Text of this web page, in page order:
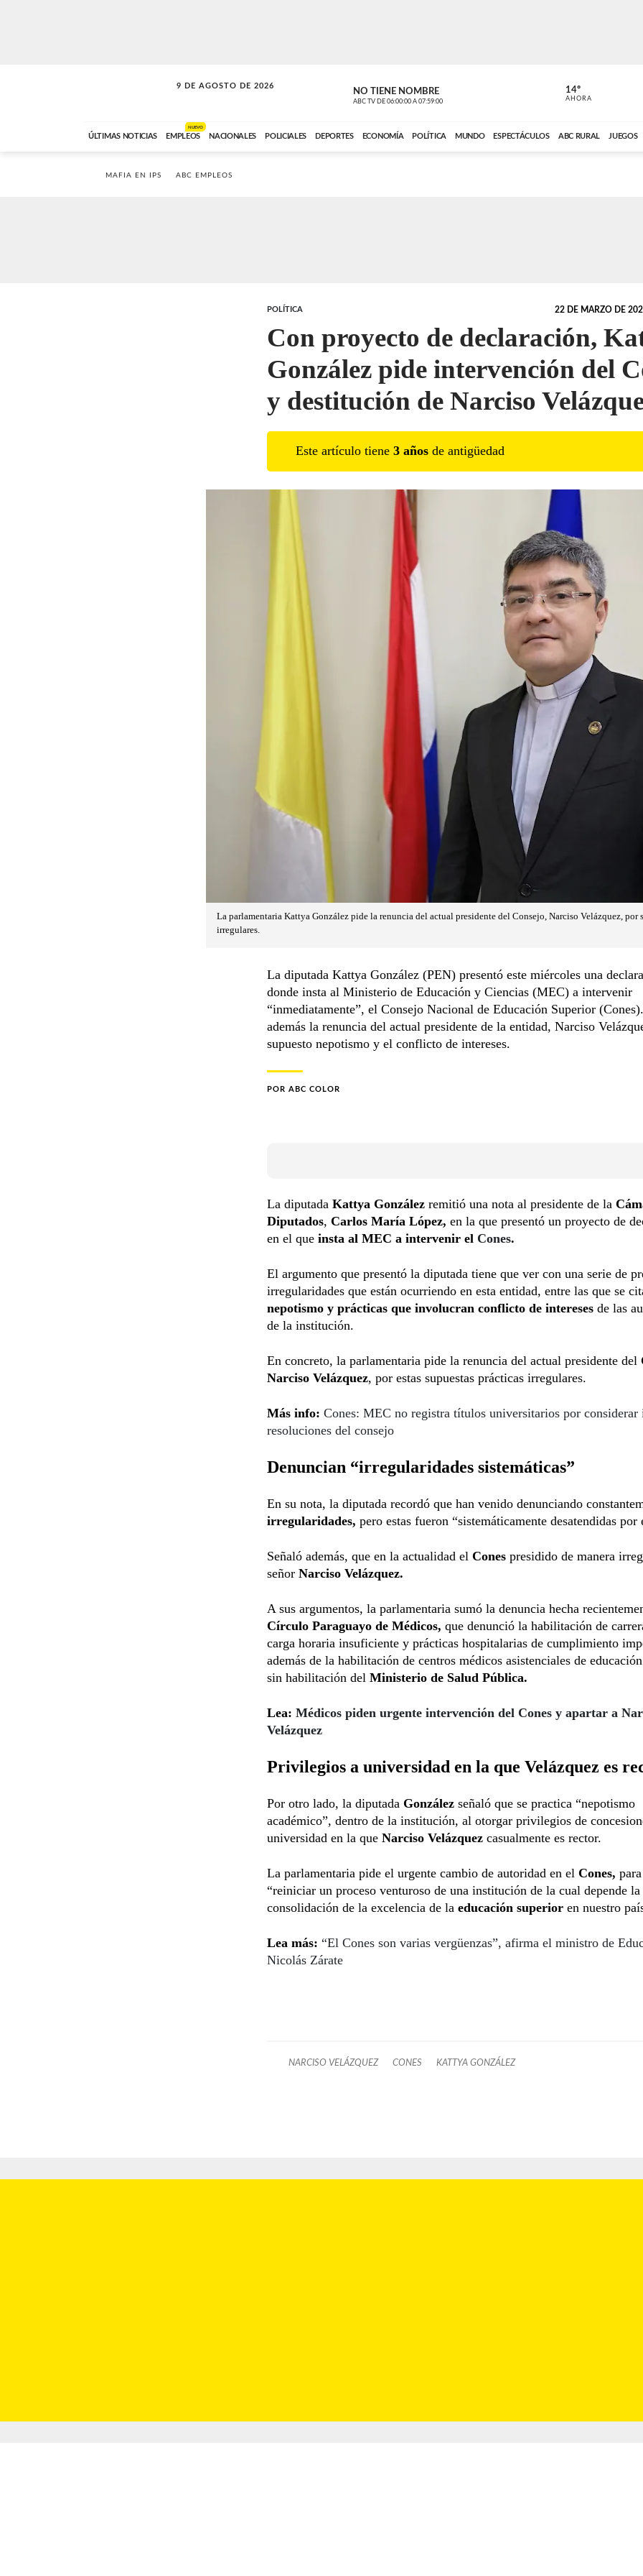
9 DE AGOSTO DE 2026
SOLO MÚSICA NO TIENE NOMBRE
ABC TV DE 06:00:00 A 07:59:00 ABC CARDINAL
14º
AHORA
ÚLTIMAS NOTICIAS EMPLEOS
NUEVO
NACIONALES POLICIALES DEPORTES ECONOMÍA POLÍTICA MUNDO ESPECTÁCULOS ABC RURAL JUEGOS
MAFIA EN IPS ABC EMPLEOS
POLÍTICA 22 DE MARZO DE
Con proyecto de declaración,
González pide intervención del
y destitución de Narciso
Este artículo tiene 3 años de antigüedad
La parlamentaria Kattya González pide la renuncia del actual presidente del Consejo, Narciso Velázquez, por
irregulares.
La diputada Kattya González (PEN) presentó este miércoles una
donde insta al Ministerio de Educación y Ciencias (MEC) a intervenir
“inmediatamente”, el Consejo Nacional de Educación Superior
además la renuncia del actual presidente de la entidad, Narciso
supuesto nepotismo y el conflicto de intereses.
POR ABC COLOR
La diputada Kattya González remitió una nota al presidente de la
Diputados, Carlos María López, en la que presentó un proyecto de
en el que insta al MEC a intervenir el Cones.
El argumento que presentó la diputada tiene que ver con una serie de
irregularidades que están ocurriendo en esta entidad, entre las que se
nepotismo y prácticas que involucran conflicto de intereses de las
de la institución.
En concreto, la parlamentaria pide la renuncia del actual presidente del
Narciso Velázquez, por estas supuestas prácticas irregulares.
Más info: Cones: MEC no registra títulos universitarios por considerar
resoluciones del consejo
Denuncian “irregularidades sistemáticas”
En su nota, la diputada recordó que han venido denunciando
irregularidades, pero estas fueron “sistemáticamente desatendidas por
Señaló además, que en la actualidad el Cones presidido de manera
señor Narciso Velázquez.
A sus argumentos, la parlamentaria sumó la denuncia hecha
Círculo Paraguayo de Médicos, que denunció la habilitación de
carga horaria insuficiente y prácticas hospitalarias de cumplimiento
además de la habilitación de centros médicos asistenciales de
sin habilitación del Ministerio de Salud Pública.
Lea: Médicos piden urgente intervención del Cones y apartar a
Velázquez
Privilegios a universidad en la que Velázquez es
Por otro lado, la diputada González señaló que se practica “nepotismo
académico”, dentro de la institución, al otorgar privilegios de
universidad en la que Narciso Velázquez casualmente es rector.
La parlamentaria pide el urgente cambio de autoridad en el Cones,
“reiniciar un proceso venturoso de una institución de la cual depende la
consolidación de la excelencia de la educación superior en nuestro
Lea más: “El Cones son varias vergüenzas”, afirma el ministro de
Nicolás Zárate
NARCISO VELÁZQUEZ CONES KATTYA GONZÁLEZ